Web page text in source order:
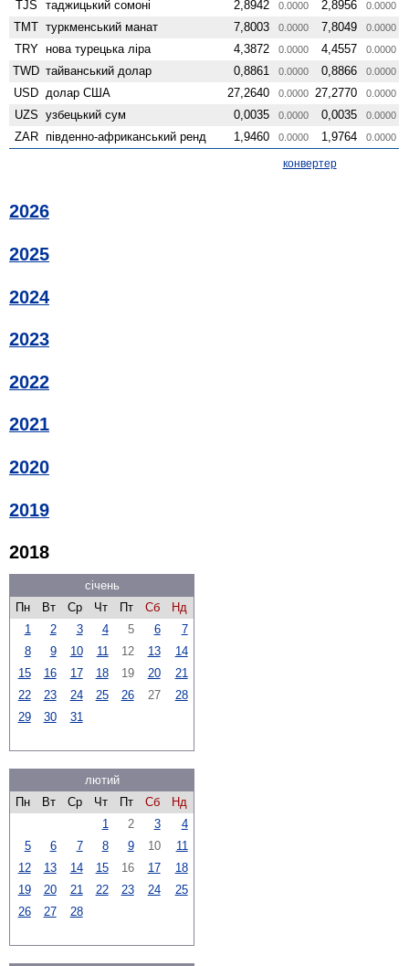
TJS таджицький сомоні 2,8942 0.0000 2,8956 0.0000
TMT туркменський манат 7,8003 0.0000 7,8049 0.0000
TRY нова турецька ліра 4,3872 0.0000 4,4557 0.0000
TWD тайванський долар 0,8861 0.0000 0,8866 0.0000
USD долар США 27,2640 0.0000 27,2770 0.0000
UZS узбецький сум 0,0035 0.0000 0,0035 0.0000
ZAR південно-африканський ренд 1,9460 0.0000 1,9764 0.0000
конвертер
2026
2025
2024
2023
2022
2021
2020
2019
2018
січень
Пн
Вт Ср Чт Пт Сб
Нд
1
2 3 4 5 6
7
8
9 10 11 12 13
14
15
16 17 18 19 20
21
22
23 24 25 26 27
28
29
30 31
лютий
Пн
Вт Ср Чт Пт Сб
Нд
1
2 3
4
5
6 7 8 9 10
11
12
13 14 15 16 17
18
19
20 21 22 23 24
25
26
27 28